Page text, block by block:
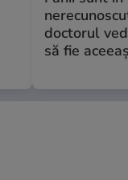
doctorul
să fie